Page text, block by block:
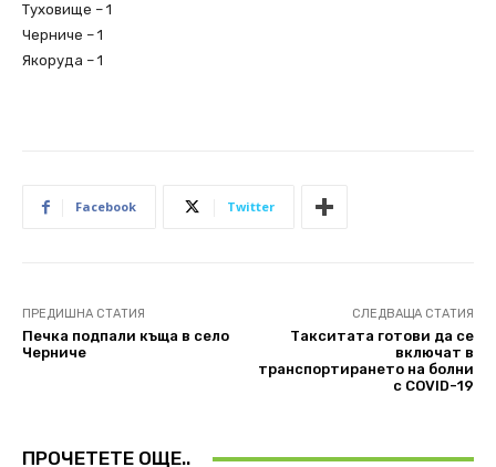
Туховище – 1
Черниче – 1
Якоруда – 1
Facebook Twitter
ПРЕДИШНА СТАТИЯ
Печка подпали къща в село
Черниче
СЛЕДВАЩА СТАТИЯ
Такситата готови да се
включат в
транспортирането на болни
с COVID-19
ПРОЧЕТЕТЕ ОЩЕ..